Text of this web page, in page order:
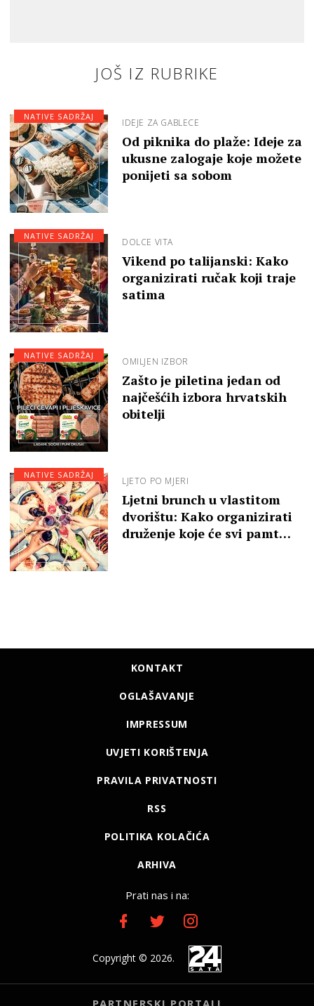
JOŠ IZ RUBRIKE
IDEJE ZA GABLECE
Od piknika do plaže: Ideje za
ukusne zalogaje koje možete
ponijeti sa sobom
NATIVE SADRŽAJ
DOLCE VITA
Vikend po talijanski: Kako
organizirati ručak koji traje
satima
NATIVE SADRŽAJ
OMILJEN IZBOR
Zašto je piletina jedan od
najčešćih izbora hrvatskih
obitelji
NATIVE SADRŽAJ
LJETO PO MJERI
Ljetni brunch u vlastitom
dvorištu: Kako organizirati
druženje koje će svi pamt…
NATIVE SADRŽAJ
KONTAKT
OGLAŠAVANJE
IMPRESSUM
UVJETI KORIŠTENJA
PRAVILA PRIVATNOSTI
RSS
POLITIKA KOLAČIĆA
ARHIVA
Prati nas i na:
Copyright © 2026.